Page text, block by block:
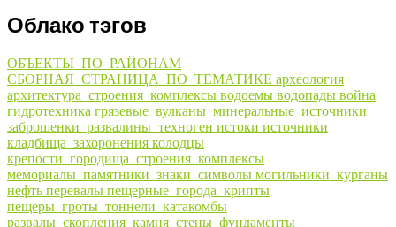
Облако тэгов
ОБЪЕКТЫ_ПО_РАЙОНАМ
СБОРНАЯ_СТРАНИЦА_ПО_ТЕМАТИКЕ археология
архитектура_строения_комплексы водоемы водопады война
гидротехника грязевые_вулканы_минеральные_источники
заброшенки_развалины_техноген истоки источники
кладбища_захоронения колодцы
крепости_городища_строения_комплексы
мемориалы_памятники_знаки_символы могильники_курганы
нефть перевалы пещерные_города_крипты
пещеры_гроты_тоннели_катакомбы
развалы_скопления_камня_стены_фундаменты